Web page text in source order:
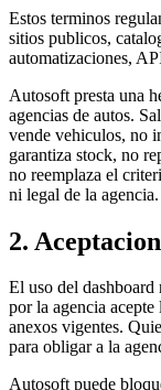
Estos terminos
sitios publicos,
automatizaciones,
Autosoft presta una
agencias de autos.
vende vehiculos, no
garantiza stock, no
no reemplaza el
ni legal de la agencia.
2.
El uso del dashboard
por la agencia
anexos vigentes.
para obligar a la
Autosoft puede